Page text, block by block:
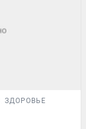
ЗДОРОВЬЕ